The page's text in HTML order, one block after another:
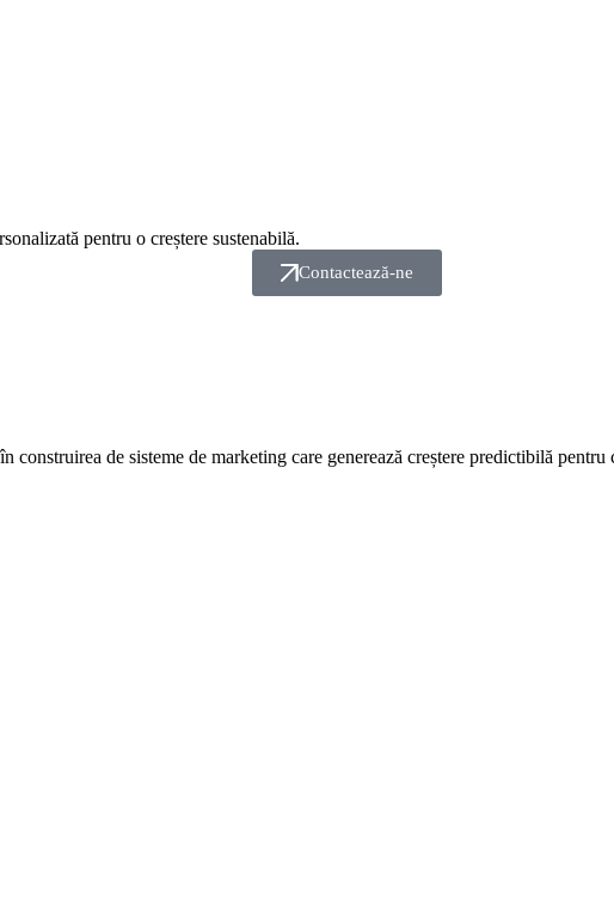
pentru o creștere sustenabilă.
Contactează-ne
de sisteme de marketing care generează creștere predictibilă pentru